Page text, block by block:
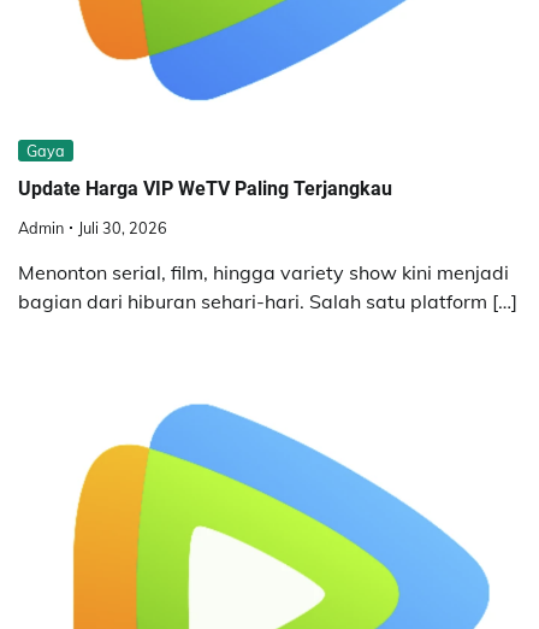
Gaya
Update Harga VIP WeTV Paling Terjangkau
Admin Juli 30, 2026
Menonton serial, film, hingga variety show kini menjadi
bagian dari hiburan sehari-hari. Salah satu platform […]